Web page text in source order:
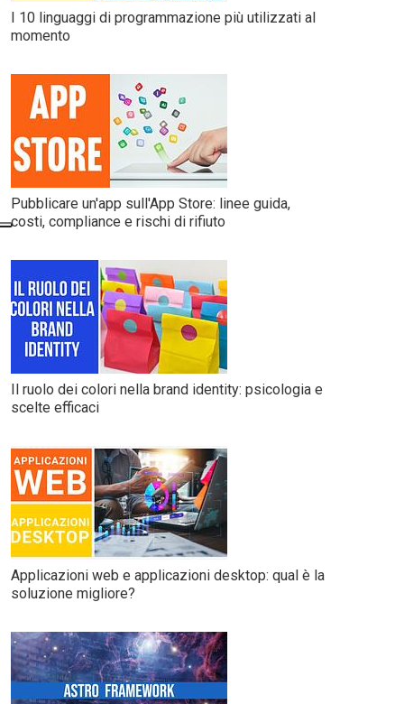
I 10 linguaggi di programmazione più utilizzati al
momento
Pubblicare un'app sull'App Store: linee guida,
costi, compliance e rischi di rifiuto
Il ruolo dei colori nella brand identity: psicologia e
scelte efficaci
Applicazioni web e applicazioni desktop: qual è la
soluzione migliore?